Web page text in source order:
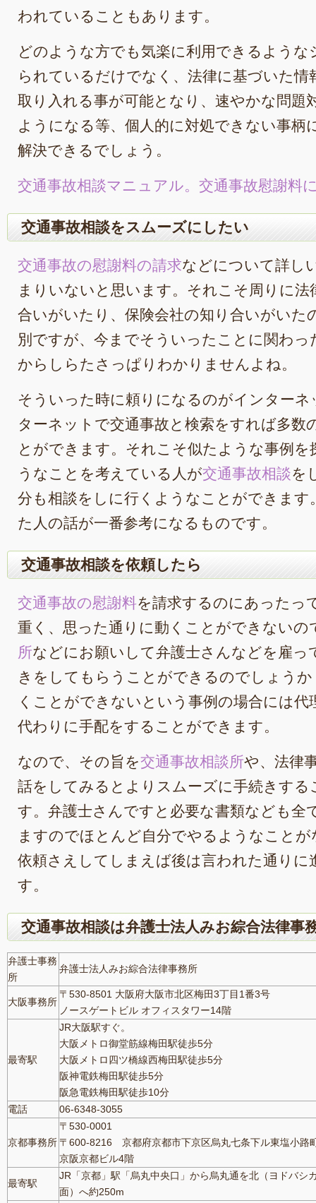
われていることもあります。
どのような方でも気楽に利用できるような
られているだけでなく、法律に基づいた情
取り入れる事が可能となり、速やかな問題
ようになる等、個人的に対処できない事柄
解決できるでしょう。
交通事故相談マニュアル。交通事故慰謝料
交通事故相談をスムーズにしたい
交通事故の慰謝料の請求などについて詳し
まりいないと思います。それこそ周りに法
合いがいたり、保険会社の知り合いがいた
別ですが、今までそういったことに関わっ
からしらたさっぱりわかりませんよね。
そういった時に頼りになるのがインターネ
ターネットで交通事故と検索をすれば多数
とができます。それこそ似たような事例を
うなことを考えている人が交通事故相談を
分も相談をしに行くようなことができます
た人の話が一番参考になるものです。
交通事故相談を依頼したら
交通事故の慰謝料を請求するのにあったっ
重く、思った通りに動くことができないの
所などにお願いして弁護士さんなどを雇っ
きをしてもらうことができるのでしょう
くことができないという事例の場合には代
代わりに手配をすることができます。
なので、その旨を交通事故相談所や、法律
話をしてみるとよりスムーズに手続きする
す。弁護士さんですと必要な書類なども全
ますのでほとんど自分でやるようなこと
依頼さえしてしまえば後は言われた通りに
す。
交通事故相談は弁護士法人みお綜合法律事
弁護士事務
所
弁護士法人みお綜合法律事務所
大阪事務所
〒530-8501 大阪府大阪市北区梅田3丁目1番3号
ノースゲートビル オフィスタワー14階
最寄駅
JR大阪駅すぐ。
大阪メトロ御堂筋線梅田駅徒歩5分
大阪メトロ四ツ橋線西梅田駅徒歩5分
阪神電鉄梅田駅徒歩5分
阪急電鉄梅田駅徒歩10分
電話
06-6348-3055
京都事務所
〒530-0001
〒600-8216 京都府京都市下京区烏丸七条下ル東塩小路
京阪京都ビル4階
最寄駅
JR「京都」駅「烏丸中央口」から烏丸通を北（ヨドバシ
面）へ約250m